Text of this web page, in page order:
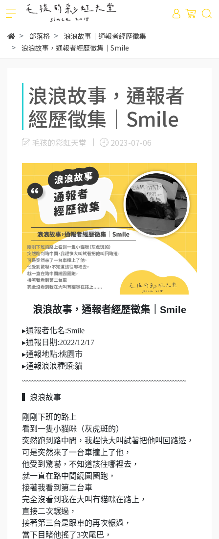
部落格
浪浪故事｜通報者經歷徵集
浪浪故事，通報者經歷徵集｜Smile
浪浪故事，通報者
經歷徵集｜Smile
毛孩的彩虹天堂 2023-07-06
浪浪故事，通報者經歷徵集｜Smile
▸通報者化名:Smile
▸通報日期:2022/12/17
▸通報地點:桃園市
▸通報浪浪種類:貓
▍浪浪故事
剛剛下班的路上
看到一隻小貓咪（灰虎斑的）
突然跑到路中間，我趕快大叫試著把他叫回路邊，
可是突然來了一台車撞上了他，
他受到驚嚇，不知道該往哪裡去，
就一直在路中間繞圓圈跑，
接著我看到第二台車
完全沒看到我在大叫有貓咪在路上，
直接二次輾過，
接著第三台是跟車的再次輾過，
當下目睹他搖了3次尾巴，